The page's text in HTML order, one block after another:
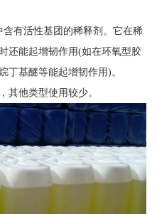
有活性基团的稀释剂。它在稀
还能起增韧作用(如在环氧型胶
丁基醚等能起增韧作用)。
其他类型使用较少。